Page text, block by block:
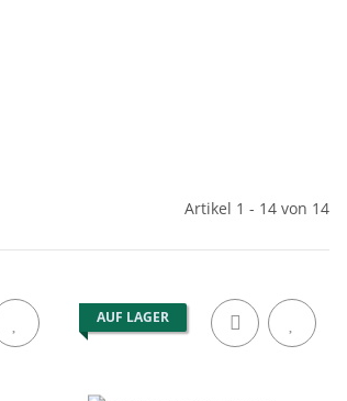
Artikel 1 - 14 von 14
AUF LAGER